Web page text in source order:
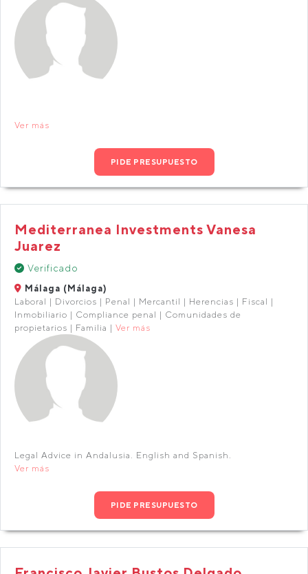
Ver más
PIDE PRESUPUESTO
Mediterranea Investments Vanesa
Juarez
Verificado
Málaga (Málaga)
Laboral | Divorcios | Penal | Mercantil | Herencias | Fiscal |
Inmobiliario | Compliance penal | Comunidades de
propietarios | Familia | Ver más
Legal Advice in Andalusia. English and Spanish.
Ver más
PIDE PRESUPUESTO